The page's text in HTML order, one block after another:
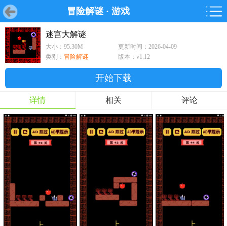
冒险解谜· 游戏
首页 游戏
首页 游戏 软件 鸿蒙
游戏
鸿蒙
软件
迷宫大解谜
大小：95.30M
更新时间：2026-04-09
类别： 冒险解谜 版本：v1.12
开始下载
详情 相关 评论